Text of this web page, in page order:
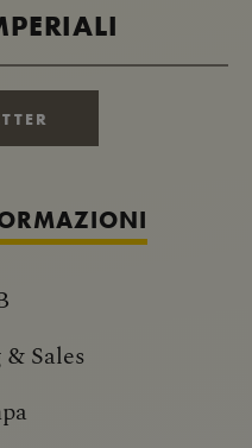
Sales